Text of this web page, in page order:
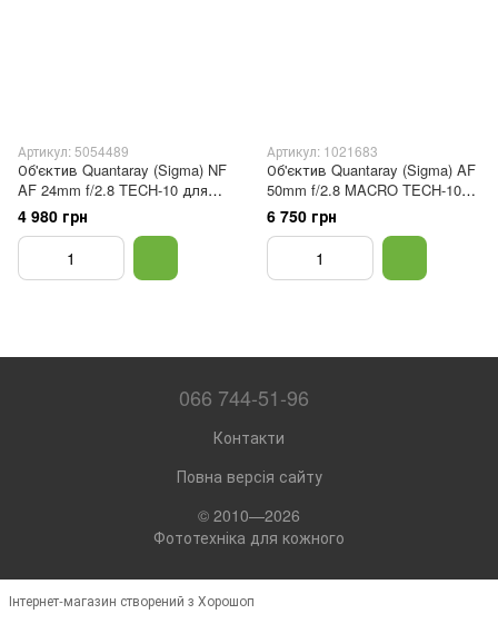
Артикул: 5054489
Об'єктив Quantaray (Sigma) NF
AF 24mm f/2.8 TECH-10 для
Nikon
4 980 грн
Артикул: 1021683
Об'єктив Quantaray (Sigma) AF
50mm f/2.8 MACRO TECH-10
для Nikon
6 750 грн
066 744-51-96
Контакти
Повна версія сайту
© 2010—2026
Фототехніка для кожного
Інтернет-магазин створений з Хорошоп